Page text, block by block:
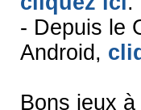
- Depuis le
Android,
Bons jeux